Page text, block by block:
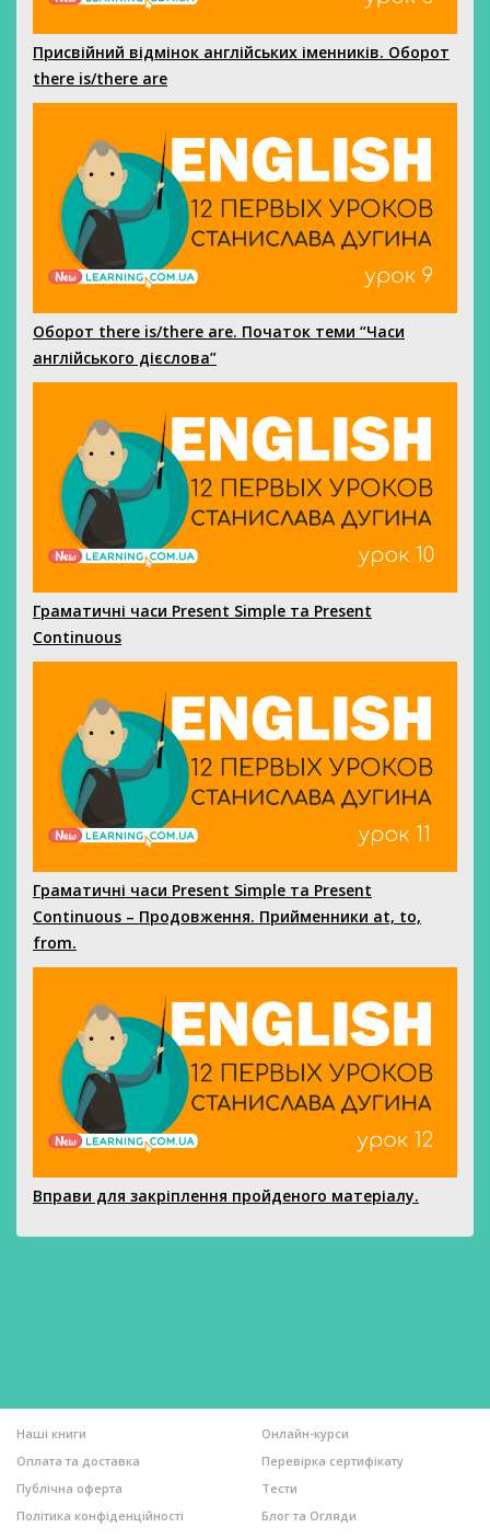
Присвійний відмінок англійських іменників. Оборот
there is/there are
Оборот there is/there are. Початок теми “Часи
англійського дієслова”
Граматичні часи Present Simple та Present
Continuous
Граматичні часи Present Simple та Present
Continuous – Продовження. Прийменники at, to,
from.
Вправи для закріплення пройденого матеріалу.
Наші книги
Онлайн-курси
Оплата та доставка
Перевірка сертифікату
Публічна оферта
Тести
Політика конфіденційності
Блог та Огляди